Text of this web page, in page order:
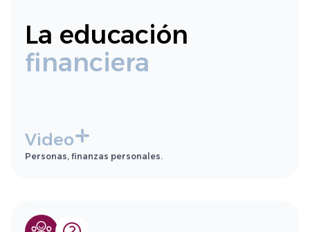
La educación
financiera
Video
Personas, finanzas personales.